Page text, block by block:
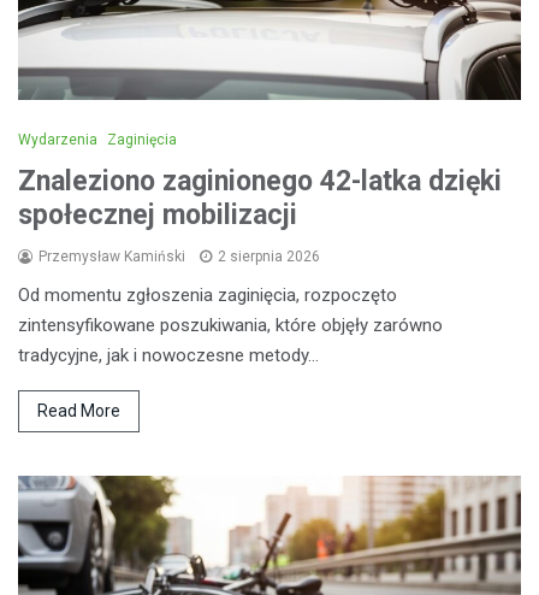
Wydarzenia Zaginięcia
Znaleziono zaginionego 42-latka dzięki
społecznej mobilizacji
Przemysław Kamiński 2 sierpnia 2026
Od momentu zgłoszenia zaginięcia, rozpoczęto
zintensyfikowane poszukiwania, które objęły zarówno
tradycyjne, jak i nowoczesne metody…
Read More